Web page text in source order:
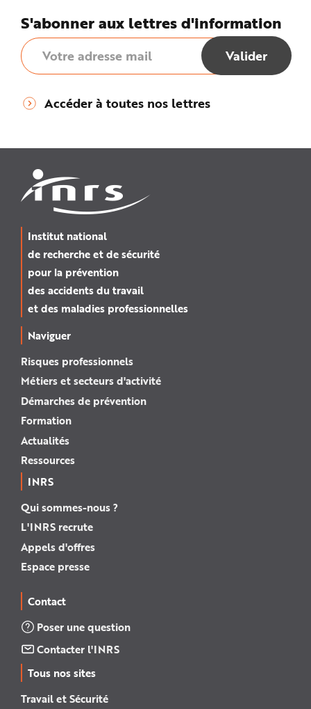
S'abonner aux lettres d'information
Accéder à toutes nos lettres
Institut national
de recherche et de sécurité
pour la prévention
des accidents du travail
et des maladies professionnelles
Naviguer
Risques professionnels
Métiers et secteurs d'activité
Démarches de prévention
Formation
Actualités
Ressources
INRS
Qui sommes-nous ?
L'INRS recrute
Appels d'offres
Espace presse
Contact
Poser une question
Contacter l'INRS
Tous nos sites
Travail et Sécurité